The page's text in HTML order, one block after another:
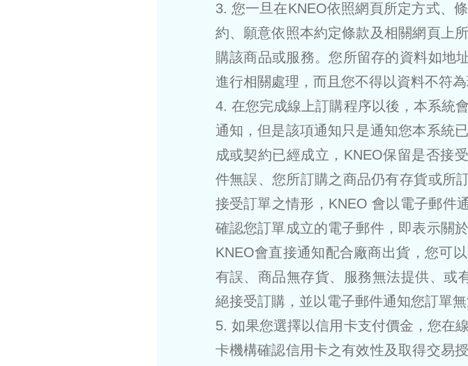
3. 您一旦在KNEO依照網頁所定方式、
約、願意依照本約定條款及相關網頁上
購該商品或服務。您所留存的資料如地
進行相關處理，而且您不得以資料不符
4. 在您完成線上訂購程序以後，本系統
通知，但是該項通知只是通知您本系統
成或契約已經成立，KNEO保留是否接
件無誤、您所訂購之商品仍有存貨或所
接受訂單之情形，KNEO 會以電子郵件
確認您訂單成立的電子郵件，即表示關
KNEO會直接通知配合廠商出貨，您可
有誤、商品無存貨、服務無法提供、或
絕接受訂購，並以電子郵件通知您訂單無
5. 如果您選擇以信用卡支付價金，您在
卡機構確認信用卡之有效性及取得交易